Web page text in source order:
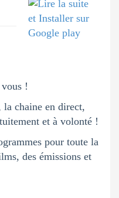
!
chaine en direct,
et à volonté !
pour toute la
des émissions et